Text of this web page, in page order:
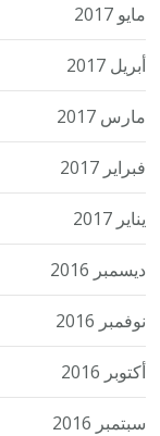
مايو 2017
أبريل 2017
مارس 2017
فبراير 2017
يناير 2017
ديسمبر 2016
نوفمبر 2016
أكتوبر 2016
سبتمبر 2016